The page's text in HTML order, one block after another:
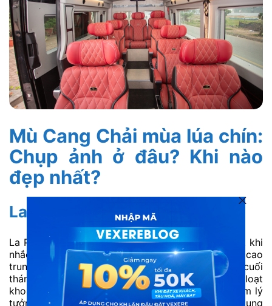
Mù Cang Chải mùa lúa chín:
Chụp ảnh ở đâu? Khi nào
đẹp nhất?
La Pán Tẩn và Chế Cu Nha
La Pán Tẩn và Chế Cu Nha là hai xã nổi tiếng nhất khi
nhắc đến Mù Cang Chải mùa lúa chín. Nằm ở độ cao
trung bình, khu vực này thường vào mùa vào cuối
tháng 9, khi những thửa ruộng bậc thang đồng loạt
khoác màu vàng óng rực rỡ. Đây cũng là thời điểm lý
tưởng để kết hợp tham quan đồi mâm xôi, những cung